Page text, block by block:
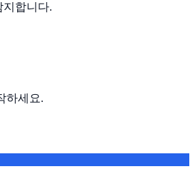
지합니다.
하세요.